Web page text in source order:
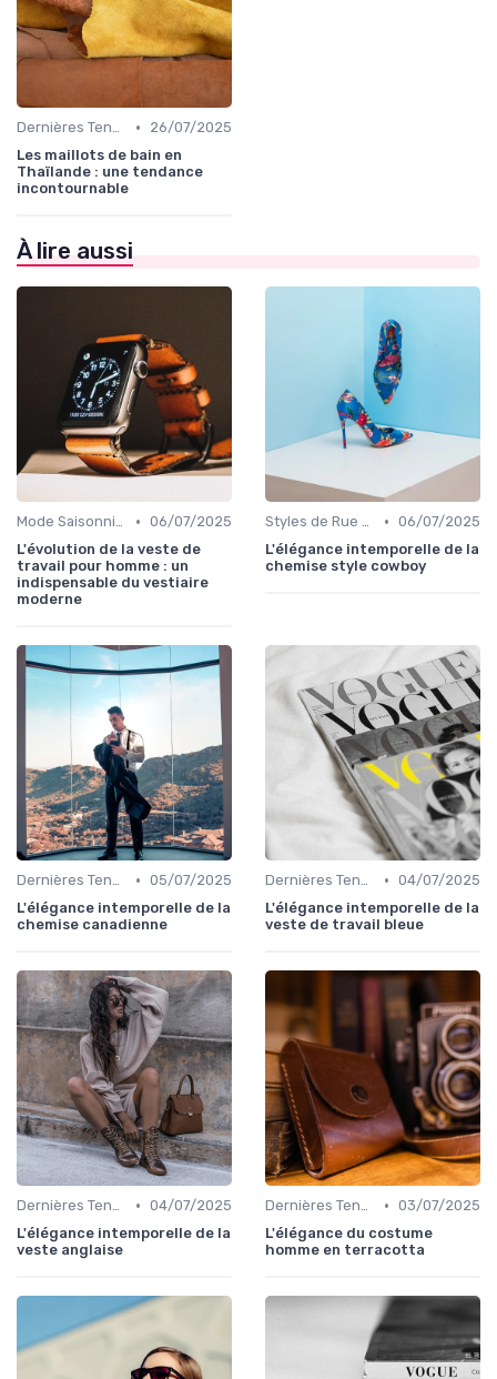
Dernières Tendances de Mode •
26/07/2025
Les maillots de bain en
Thaïlande : une tendance
incontournable
À lire aussi
Mode Saisonnière • 06/07/2025
L'évolution de la veste de
travail pour homme : un
indispensable du vestiaire
moderne
Styles de Rue et Looks du Moment • 06/07/2025
L'élégance intemporelle de la
chemise style cowboy
Dernières Tendances de Mode • 05/07/2025
L'élégance intemporelle de la
chemise canadienne
Dernières Tendances de Mode • 04/07/2025
L'élégance intemporelle de la
veste de travail bleue
Dernières Tendances de Mode • 04/07/2025
L'élégance intemporelle de la
veste anglaise
Dernières Tendances de Mode • 03/07/2025
L'élégance du costume
homme en terracotta